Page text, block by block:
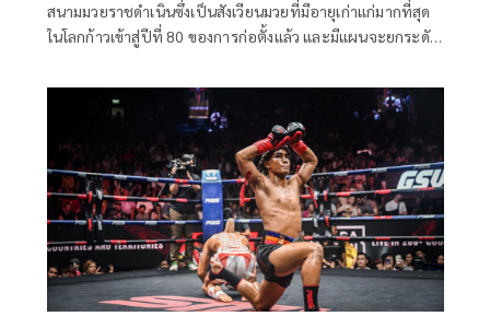
สนามมวยราชดำเนินซึ่งเป็นสังเวียนมวยที่มีอายุเก่าแก่มากที่สุด
ในโลกก้าวเข้าสู่ปีที่ 80 ของการก่อตั้งแล้ว และมีแผนจะยกระดับ
เข้าสู่ระดับอินเตอร์